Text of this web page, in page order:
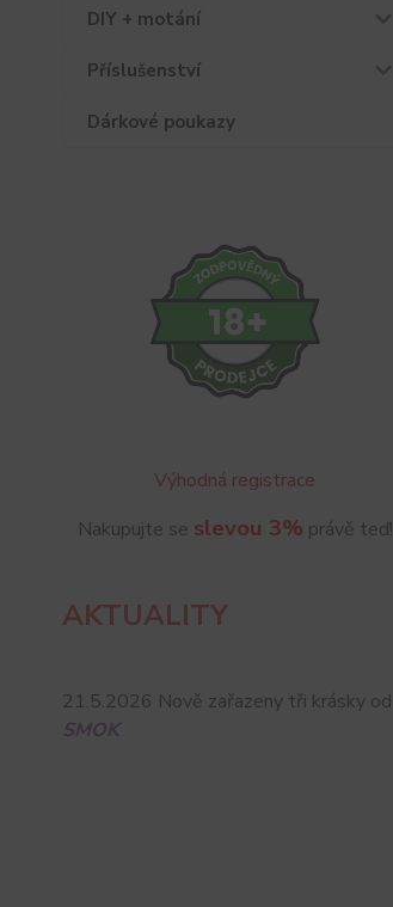
DIY + motání
Příslušenství
Dárkové poukazy
Výhodná registrace
Nakupujte se slevou 3% právě teď!
AKTUALITY
21.5.2026 Nově zařazeny tři krásky od
SMOK